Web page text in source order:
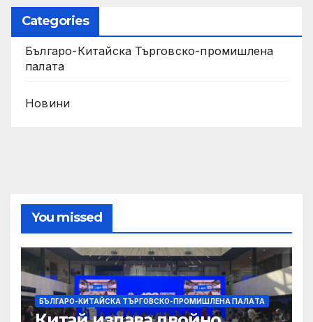
Categories
Българо-Китайска Търговско-промишлена
палaта
Новини
You missed
БЪЛГАРО-КИТАЙСКА ТЪРГОВСКО-ПРОМИШЛЕНА ПАЛAТА